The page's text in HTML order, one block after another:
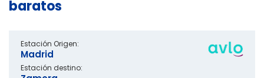
baratos
Estación Origen:
Madrid
Estación destino: